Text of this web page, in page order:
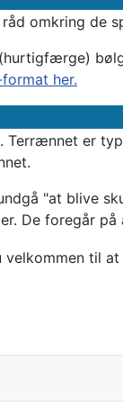
omkring de
her.
er
"at blive
De foregår
til